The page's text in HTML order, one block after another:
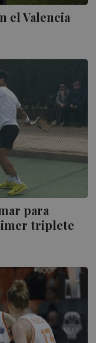
el Valencia
para
triplete